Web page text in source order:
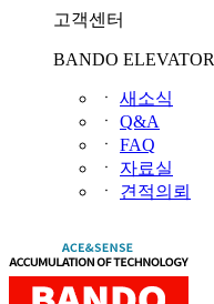
고객센터
BANDO ELEVATOR
ㆍ 새소식
ㆍ Q&A
ㆍ FAQ
ㆍ 자료실
ㆍ 견적의뢰